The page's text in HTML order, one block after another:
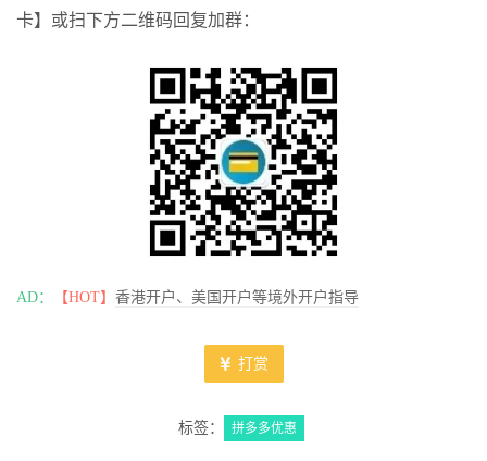
卡】或扫下方二维码回复加群：
AD： 【HOT】 香港开户、美国开户等境外开户指导
打赏
标签： 拼多多优惠